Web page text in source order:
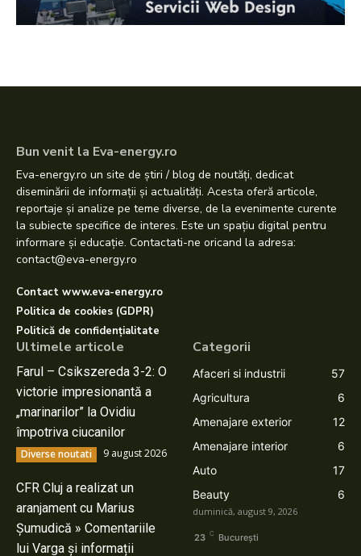
Bun venit la Eva-energy.ro
Eva-energy.ro un site de știri / blog de noutăți, dedicat
diseminării de informații și actualități. Acesta oferă articole,
reportaje și analize pe teme diverse, de la evenimente curente
la subiecte specifice de interes. Este un spațiu digital pentru
informare și educație. Contactati-ne oricand la adresa:
contact@eva-energy.ro
Contact www.eva-energy.ro
Politica de cookies (GDPR)
Politică de confidențialitate
Ultimele articole
Farul – Csikszereda 3-2: O
victorie impresionantă a
„marinarilor” la Ovidiu
împotriva ciucanilor
Diverse noutati 9 august 2026
CFR Cluj a realizat un
aranjament cu Marius
Șumudică » Comentariile
lui Varga și informații
Categorii
Afaceri si industrii
57
Agricultura
6
Amenajare exterior
12
Amenajare interior
6
Auto
17
Beauty
6
duminică, august 9, 2026
23 C București